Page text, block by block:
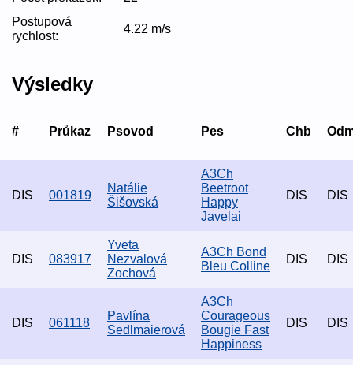
Postupová
rychlost:
4.22 m/s
Výsledky
# Průkaz Psovod Pes Chb
DIS 001819
Natálie
Šišovská
A3Ch
Beetroot
Happy
Javelai
DIS DIS
DIS 083917
Yveta
Nezvalová
Zochová
A3Ch Bond
Bleu Colline
DIS DIS
DIS 061118
Pavlína
Sedlmaierová
A3Ch
Courageous
Bougie Fast
Happiness
DIS DIS